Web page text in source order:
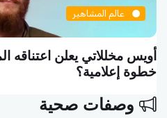
يعلن اعتناقه المسيحية:
وصفات صحية